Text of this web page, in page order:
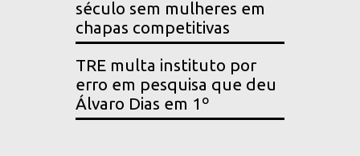
século sem mulheres em
chapas competitivas
TRE multa instituto por
erro em pesquisa que deu
Álvaro Dias em 1º